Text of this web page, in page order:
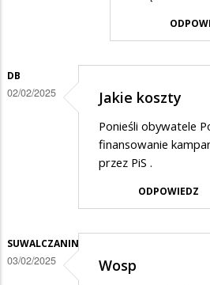
króli
DB
02/02/2025 Jakie koszty
Ponieśli obywatele
finansowanie
przez PiS .
ODPOWIEDZ
SUWALCZANIN
03/02/2025 Wosp